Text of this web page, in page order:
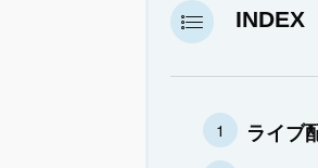
INDEX
ライブ